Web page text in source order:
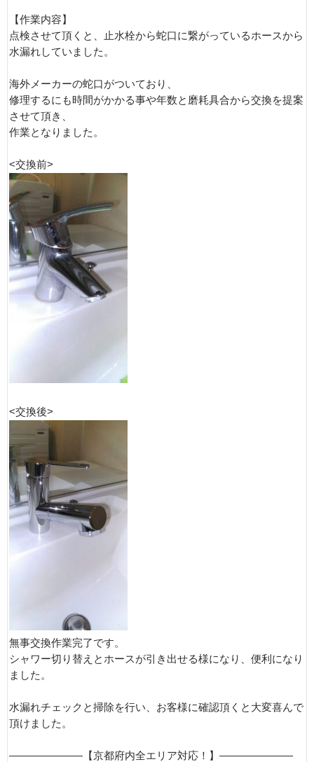
【作業内容】
点検させて頂くと、止水栓から蛇口に繋がっているホースから
水漏れしていました。
海外メーカーの蛇口がついており、
修理するにも時間がかかる事や年数と磨耗具合から交換を提案
させて頂き、
作業となりました。
<交換前>
<交換後>
無事交換作業完了です。
シャワー切り替えとホースが引き出せる様になり、便利になり
ました。
水漏れチェックと掃除を行い、お客様に確認頂くと大変喜んで
頂けました。
———————【京都府内全エリア対応！】———————